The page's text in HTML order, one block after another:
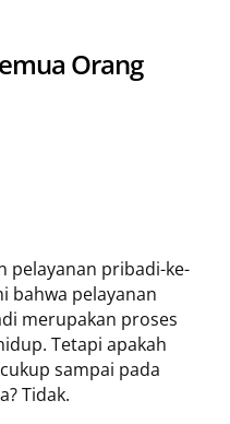
Orang
pelayanan pribadi-ke-
bahwa pelayanan
merupakan proses
Tetapi apakah
sampai pada
Tidak.